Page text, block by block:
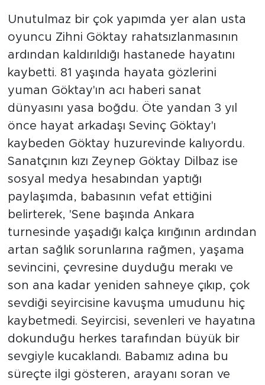
Unutulmaz bir çok yapımda yer alan usta
oyuncu Zihni Göktay rahatsızlanmasının
ardından kaldırıldığı hastanede hayatını
kaybetti. 81 yaşında hayata gözlerini
yuman Göktay'ın acı haberi sanat
dünyasını yasa boğdu. Öte yandan 3 yıl
önce hayat arkadaşı Sevinç Göktay'ı
kaybeden Göktay huzurevinde kalıyordu.
Sanatçının kızı Zeynep Göktay Dilbaz ise
sosyal medya hesabından yaptığı
paylaşımda, babasının vefat ettiğini
belirterek, 'Sene başında Ankara
turnesinde yaşadığı kalça kırığının ardından
artan sağlık sorunlarına rağmen, yaşama
sevincini, çevresine duyduğu merakı ve
son ana kadar yeniden sahneye çıkıp, çok
sevdiği seyircisine kavuşma umudunu hiç
kaybetmedi. Seyircisi, sevenleri ve hayatına
dokunduğu herkes tarafından büyük bir
sevgiyle kucaklandı. Babamız adına bu
süreçte ilgi gösteren, arayanı soran ve